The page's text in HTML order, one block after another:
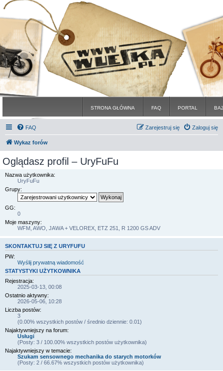
STRONA GŁÓWNA FAQ PORTAL
FAQ Zaloguj się
Zarejestruj się
Wykaz forów
Oglądasz profil – UryFuFu
Nazwa użytkownika:
UryFuFu
Grupy:
GG:
0
Moje maszyny:
WFM, AWO, JAWA + VELOREX, ETZ 251, R 1200 GS ADV
SKONTAKTUJ SIĘ Z URYFUFU
PW:
Wyślij prywatną wiadomość
STATYSTYKI UŻYTKOWNIKA
Rejestracja:
2025-03-13, 00:08
Ostatnio aktywny:
2026-05-06, 10:28
Liczba postów:
3
(0.00% wszystkich postów / średnio dziennie: 0.01)
Najaktywniejszy na forum:
Usługi
(Posty: 3 / 100.00% wszystkich postów użytkownika)
Najaktywniejszy w temacie:
Szukam sensownego mechanika do starych motorków
(Posty: 2 / 66.67% wszystkich postów użytkownika)